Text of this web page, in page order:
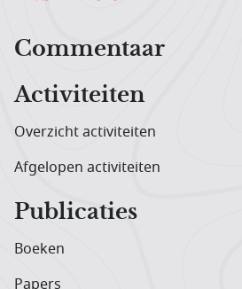
Hoofdnavigatiemenu
Commentaar
Activiteiten
Overzicht activiteiten
Afgelopen activiteiten
Publicaties
Boeken
Papers